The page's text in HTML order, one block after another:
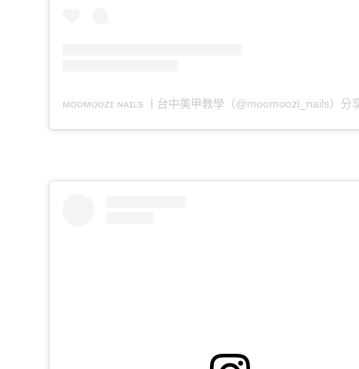
ᴍᴏᴏᴍᴏᴏᴢɪ ɴᴀɪʟs ㅣ台中美甲教學（@moomoozi_nails）分